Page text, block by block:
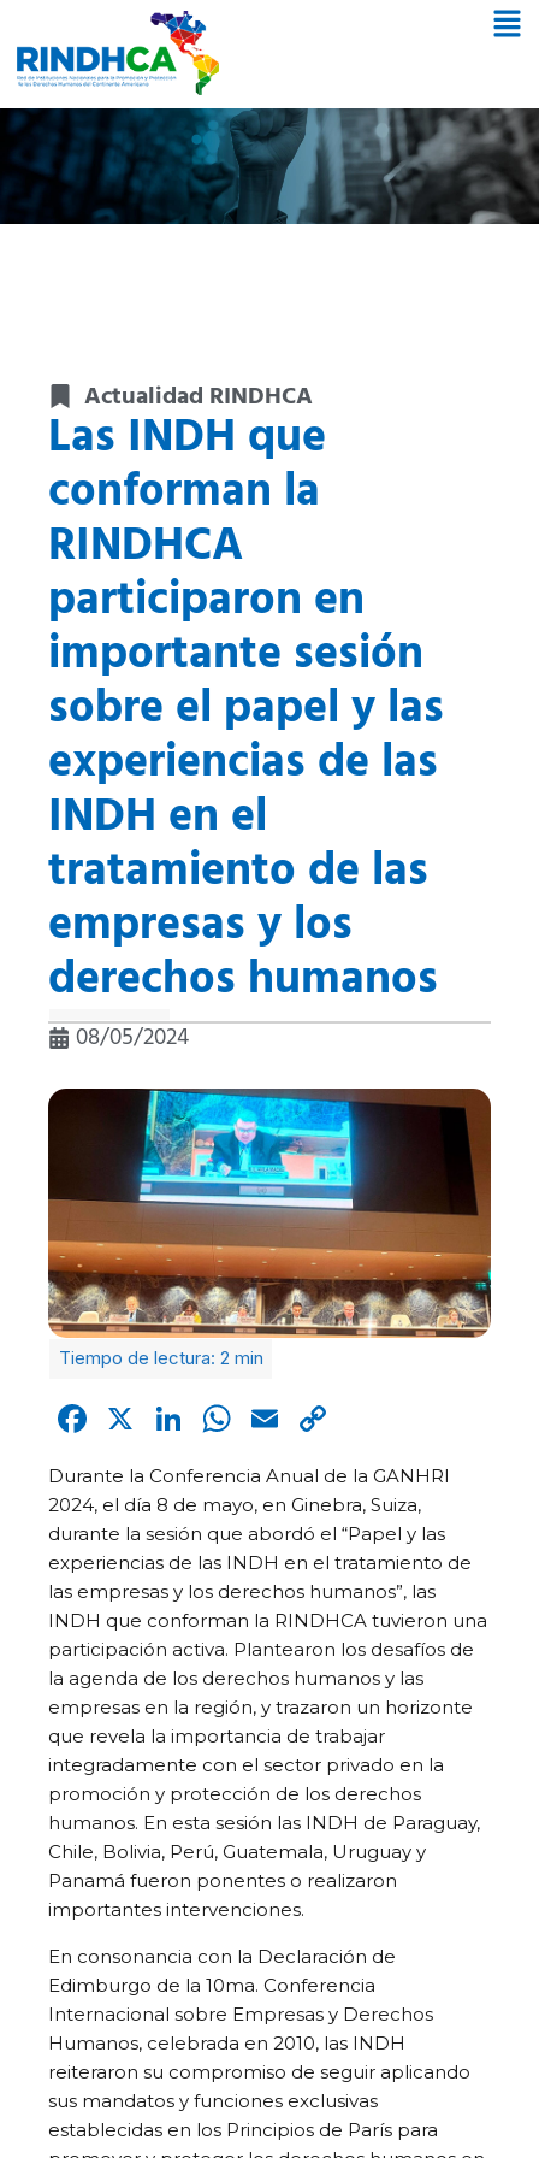
Actualidad RINDHCA
Las INDH que
conforman la
RINDHCA
participaron en
importante sesión
sobre el papel y las
experiencias de las
INDH en el
tratamiento de las
empresas y los
derechos humanos
08/05/2024
Facebook
X LinkedIn
WhatsApp
Email
Link
Durante la Conferencia Anual de la GANHRI
2024, el día 8 de mayo, en Ginebra, Suiza,
durante la sesión que abordó el “Papel y las
experiencias de las INDH en el tratamiento de
las empresas y los derechos humanos”, las
INDH que conforman la RINDHCA tuvieron una
participación activa. Plantearon los desafíos de
la agenda de los derechos humanos y las
empresas en la región, y trazaron un horizonte
que revela la importancia de trabajar
integradamente con el sector privado en la
promoción y protección de los derechos
humanos. En esta sesión las INDH de Paraguay,
Chile, Bolivia, Perú, Guatemala, Uruguay y
Panamá fueron ponentes o realizaron
importantes intervenciones.
En consonancia con la Declaración de
Edimburgo de la 10ma. Conferencia
Internacional sobre Empresas y Derechos
Humanos, celebrada en 2010, las INDH
reiteraron su compromiso de seguir aplicando
sus mandatos y funciones exclusivas
establecidas en los Principios de París para